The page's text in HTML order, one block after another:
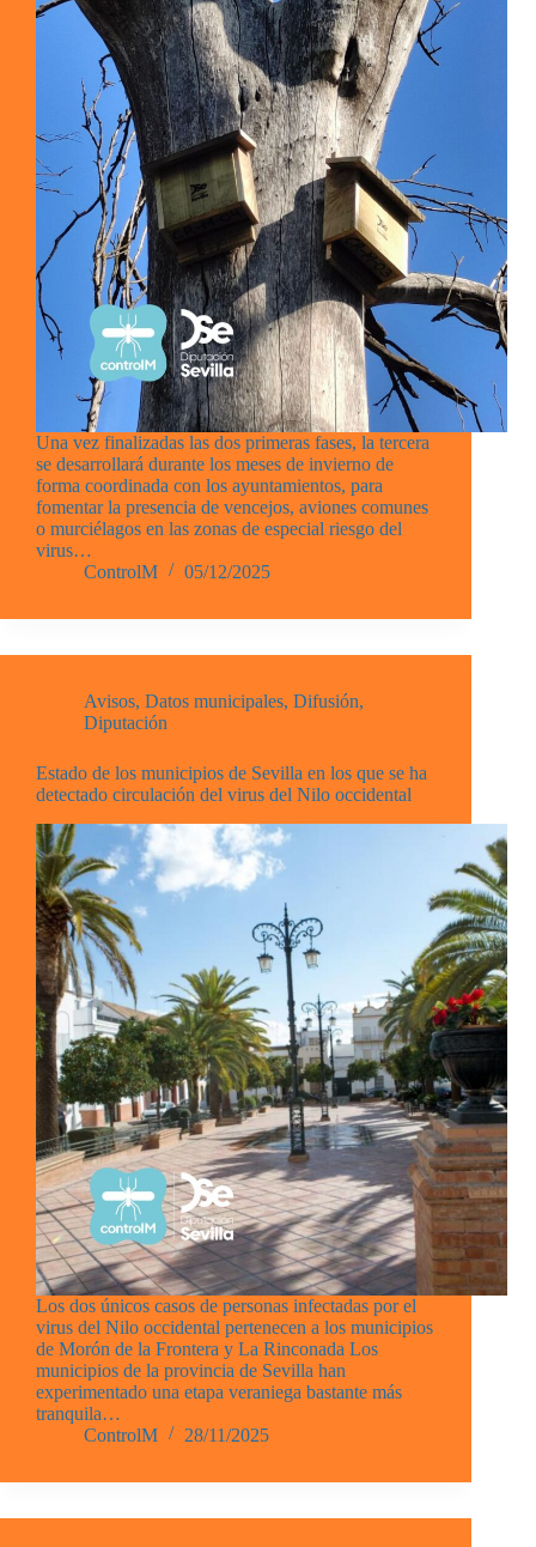
Una vez finalizadas las dos primeras fases, la tercera
se desarrollará durante los meses de invierno de
forma coordinada con los ayuntamientos, para
fomentar la presencia de vencejos, aviones comunes
o murciélagos en las zonas de especial riesgo del
virus…
ControlM
05/12/2025
Avisos, Datos municipales, Difusión,
Diputación
Estado de los municipios de Sevilla en los que se ha
detectado circulación del virus del Nilo occidental
Los dos únicos casos de personas infectadas por el
virus del Nilo occidental pertenecen a los municipios
de Morón de la Frontera y La Rinconada Los
municipios de la provincia de Sevilla han
experimentado una etapa veraniega bastante más
tranquila…
ControlM
28/11/2025